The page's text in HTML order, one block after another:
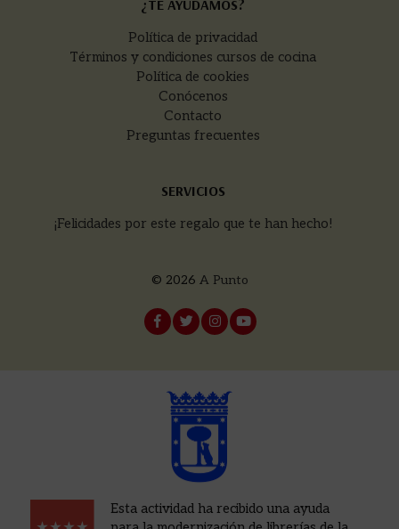
¿TE AYUDAMOS?
Política de privacidad
Términos y condiciones cursos de cocina
Política de cookies
Conócenos
Contacto
Preguntas frecuentes
SERVICIOS
¡Felicidades por este regalo que te han hecho!
© 2026 A Punto
Esta actividad ha recibido una ayuda